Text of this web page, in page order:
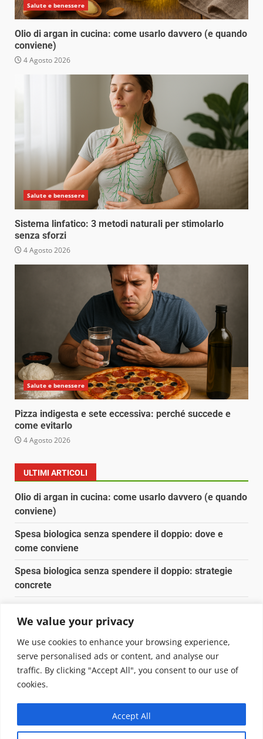
We value your privacy
We use cookies to enhance your browsing experience,
serve personalised ads or content, and analyse our
traffic. By clicking "Accept All", you consent to our use of
cookies.
Accept All
Salute e benessere
Olio di argan in cucina: come usarlo davvero (e quando
conviene)
4 Agosto 2026
Salute e benessere
Sistema linfatico: 3 metodi naturali per stimolarlo
senza sforzi
4 Agosto 2026
Salute e benessere
Pizza indigesta e sete eccessiva: perché succede e
come evitarlo
4 Agosto 2026
ULTIMI ARTICOLI
Olio di argan in cucina: come usarlo davvero (e quando
conviene)
Spesa biologica senza spendere il doppio: dove e
come conviene
Spesa biologica senza spendere il doppio: strategie
concrete
Pulizia naturale della casa: 3 ingredienti che
sostituiscono 10 prodotti chimici
Copyright © 2025 Biopianeta.it proprietà di Jws Media
Questo blog non è una testata giornalistica, in quanto
viene aggiornato senza alcuna periodicità. Non può
pertanto considerarsi un prodotto editoriale ai sensi